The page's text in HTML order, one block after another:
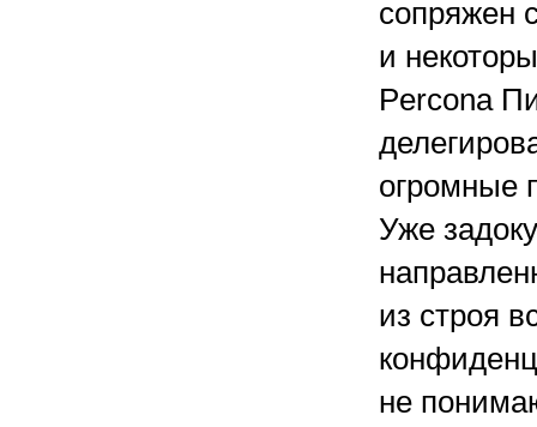
сопряжен
и
Percona
огромные
Уже
из строя
не